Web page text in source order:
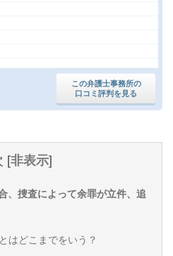
この弁護士事務所の
口コミ評判を見る
[非表示]
、捜査によって余罪が立件、追
はどこまでをいう？